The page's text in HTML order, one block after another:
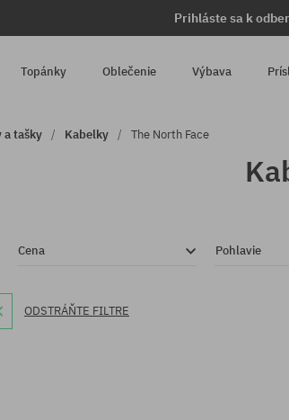
Prihláste sa k
Topánky Oblečenie Výbava
a tašky Kabelky The North Face
Cena Pohlavie
ODSTRÁŇTE FILTRE